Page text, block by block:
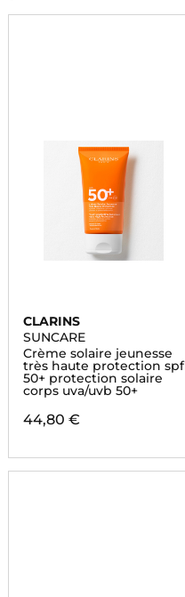
CLARINS
SUNCARE
Crème solaire jeunesse
très haute protection spf
50+ protection solaire
corps uva/uvb 50+
44,80 €